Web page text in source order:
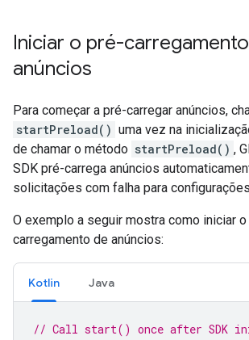
Iniciar o pré-
anúncios
Para começar a pré-carregar anúncios,
startPreload() uma vez na
de chamar o método startPreload() ,
SDK pré-carrega anúncios
solicitações com falha para
O exemplo a seguir mostra como iniciar
carregamento de anúncios:
Kotlin Java
// Call start() once after SDK